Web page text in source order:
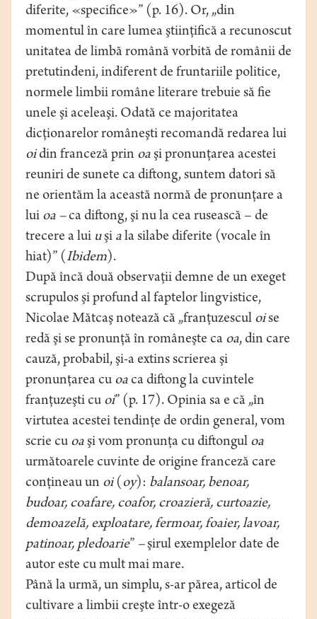
diferite, «speciﬁce»” (p. 16). Or, „din
momentul în care lumea ştiinţiﬁcă a recunoscut
unitatea de limbă română vorbită de românii de
pretutindeni, indiferent de fruntariile politice,
normele limbii române literare trebuie să ﬁe
unele şi aceleaşi. Odată ce majoritatea
dicţionarelor româneşti recomandă redarea lui
oidin franceză prin oaşi pronunţarea acestei
reuniri de sunete ca diftong, suntem datori să
ne orientăm la această normă de pronunţare a
lui oa –ca diftong, şi nu la cea rusească – de
trecere a lui uşi ala silabe diferite (vocale în
hiat)” (Ibidem).
După încă două observaţii demne de un exeget
scrupulos şi profund al faptelor lingvistice,
Nicolae Mătcaş notează că „franţuzescul oise
redă şi se pronunţă în româneşte ca oa, din care
cauză, probabil, şi-a extins scrierea şi
pronunţarea cu oa ca diftong la cuvintele
franţuzeşti cu oi” (p. 17). Opinia sa e că „în
virtutea acestei tendinţe de ordin general, vom
scrie cu oaşi vom pronunţa cu diftongul oa
următoarele cuvinte de origine franceză care
conţineau un oi(oy): balansoar, benoar,
budoar, coafare, coafor, croazieră, curtoazie,
demoazelă, exploatare, fermoar, foaier, lavoar,
patinoar, pledoarie” –şirul exemplelor date de
autor este cu mult mai mare.
Până la urmă, un simplu, s-ar părea, articol de
cultivare a limbii creşte într-o exegeză